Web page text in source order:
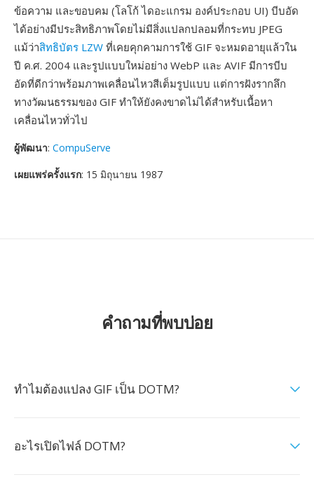
ข้อความ และขอบคม (โลโก้ ไดอะแกรม องค์ประกอบ UI) บีบอัด
ได้อย่างมีประสิทธิภาพโดยไม่มีสิ่งแปลกปลอมที่กระทบ JPEG
แม้ว่าสิทธิบัตร LZW ที่เคยคุกคามการใช้ GIF จะหมดอายุแล้วใน
ปี ค.ศ. 2004 และรูปแบบใหม่อย่าง WebP และ AVIF มีการบีบ
อัดที่ดีกว่าพร้อมภาพเคลื่อนไหวสีเต็มรูปแบบ แต่การฝังรากลึก
ทางวัฒนธรรมของ GIF ทำให้ยังคงขาดไม่ได้สำหรับเนื้อหา
เคลื่อนไหวทั่วไป
ผู้พัฒนา: CompuServe
เผยแพร่ครั้งแรก: 15 มิถุนายน 1987
คำถามที่พบบ่อย
ทำไมต้องแปลง GIF เป็น DOTM?
อะไรเปิดไฟล์ DOTM?